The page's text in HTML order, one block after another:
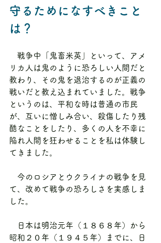
守るためになすべきこと
は？
戦争中「鬼畜米英」といって、アメ
リカ人は鬼のように恐ろしい人間だと
教わり、その鬼を退治するのが正義の
戦いだと教え込まれていました。戦争
というのは、平和な時は普通の市民
が、互いに憎しみ合い、殺傷したり残
酷なことをしたり、多くの人を不幸に
陥れ人間を狂わせることを私は体験し
てきました。
今のロシアとウクライナの戦争を見
て、改めて戦争の恐ろしさを実感しま
した。
日本は明治元年（１８６８年）から
昭和２０年（１９４５年）までに、日